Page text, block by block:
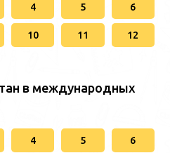
4 5 6
10 11 12
в международных
4 5 6